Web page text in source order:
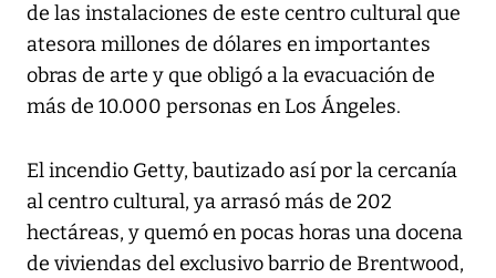
de las instalaciones de este centro cultural que
atesora millones de dólares en importantes
obras de arte y que obligó a la evacuación de
más de 10.000 personas en Los Ángeles.
El incendio Getty, bautizado así por la cercanía
al centro cultural, ya arrasó más de 202
hectáreas, y quemó en pocas horas una docena
de viviendas del exclusivo barrio de Brentwood,